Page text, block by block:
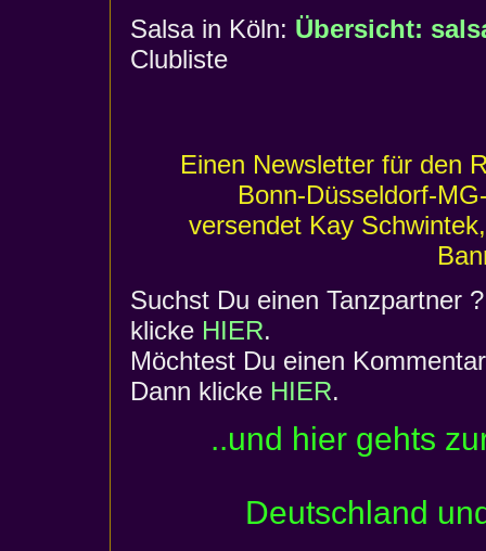
Salsa in Köln: Übersicht:
Clubliste
Einen Newsletter für den
Bonn-Düsseldorf-
versendet Kay
Suchst Du einen Tanzpartner
klicke HIER.
Möchtest Du einen
Dann klicke HIER.
..und hier gehts
Deutschland